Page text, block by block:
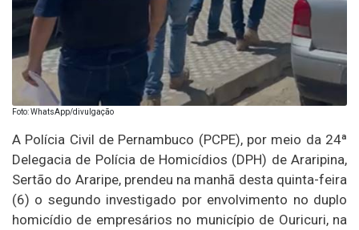
Foto: WhatsApp/divulgação
A Polícia Civil de Pernambuco (PCPE), por meio da 24ª
Delegacia de Polícia de Homicídios (DPH) de Araripina,
Sertão do Araripe, prendeu na manhã desta quinta-feira
(6) o segundo investigado por envolvimento no duplo
homicídio de empresários no município de Ouricuri, na